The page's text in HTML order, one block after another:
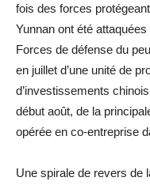
fois des forces
Yunnan ont été
Forces de défense du
en juillet d’une unité de
d’investissements
début août, de la
opérée en co-entreprise
Une spirale de revers de